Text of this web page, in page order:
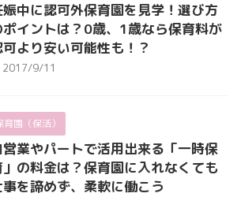
娠中に認可外保育園を見学！選び方
ポイントは？0歳、1歳なら保育料が
可より安い可能性も！？
2017/9/11
育園（保活）
営業やパートで活用出来る「一時保
」の料金は？保育園に入れなくても
を諦めず、柔軟に働こう